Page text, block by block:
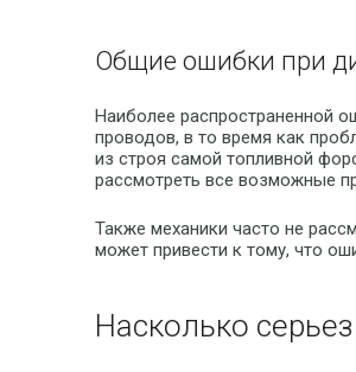
Общие ошибки при
Наиболее распространенной
проводов, в то время как
из строя самой топливной
рассмотреть все возможные
Также механики часто не
может привести к тому, что
Насколько